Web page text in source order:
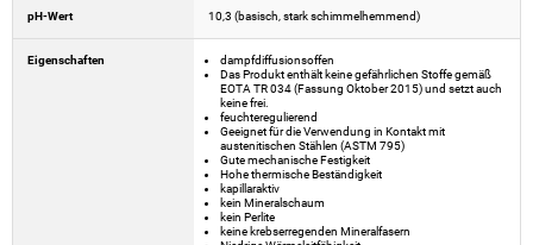
pH-Wert 10,3 (basisch, stark schimmelhemmend)
Eigenschaften
dampfdiffusionsoffen
Das Produkt enthält keine gefährlichen Stoffe gemäß
EOTA TR 034 (Fassung Oktober 2015) und setzt auch
keine frei.
feuchteregulierend
Geeignet für die Verwendung in Kontakt mit
austenitischen Stählen (ASTM 795)
Gute mechanische Festigkeit
Hohe thermische Beständigkeit
kapillaraktiv
kein Mineralschaum
kein Perlite
keine krebserregenden Mineralfasern